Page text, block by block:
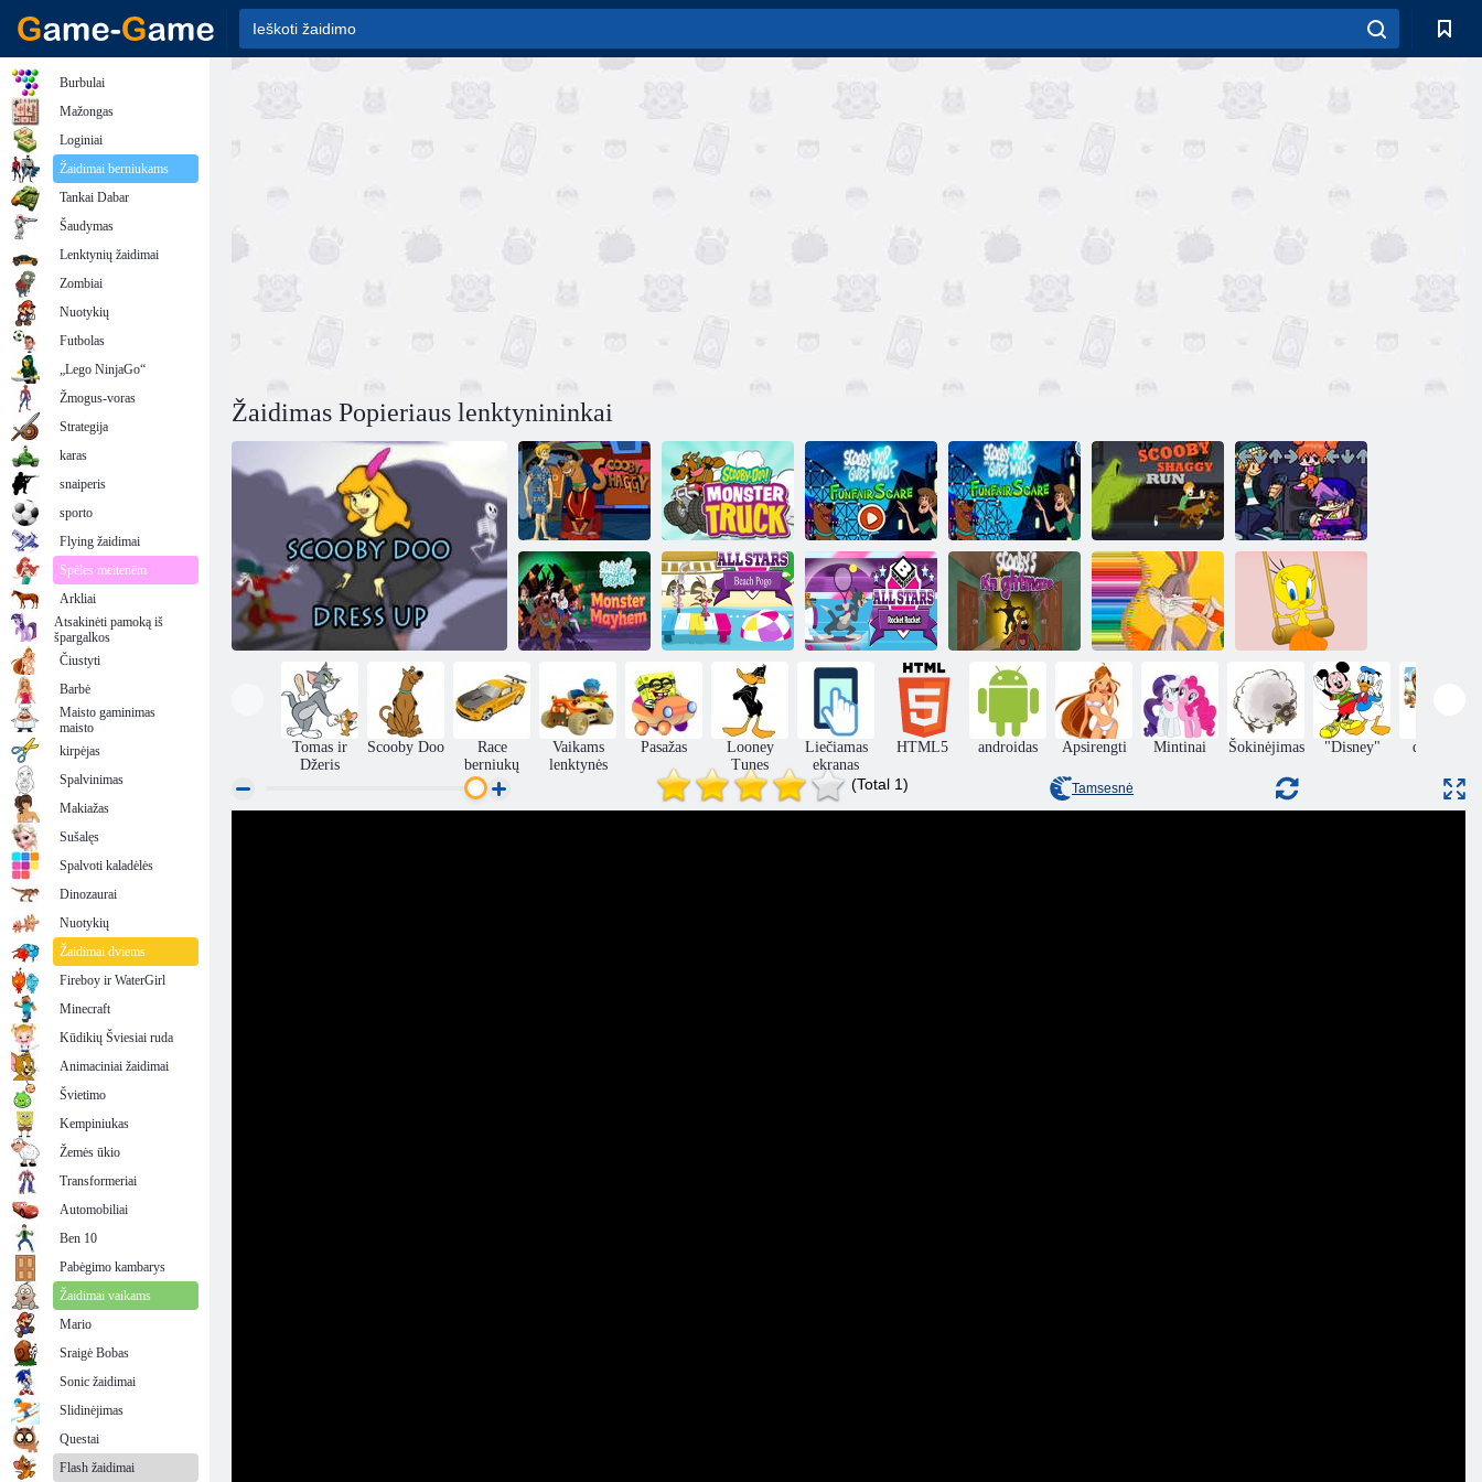
Žaidimas Popieriaus lenktynininkai
Scooby Shaggy
Sunkvežimis
Monster
Scooby-Doo
„Funfair“
gąsdinimas
Scooby-Doo ir
„Gess Who
Funfair Scare“.
„Scooby Shaggy
Run“
Penktadienio
vakaras Funkin
VS Shaggy D-
Sides
Scooby-Doo ir
atspėk kas?
Monster
Mayhem
„All Stars Beach
Pogo“
Visų žvaigždžių
raketų raketė
Scooby's
Knightmare
Bugs Bunny
spalvinimo
knyga
„Tweety's Pipe
Prank“.
Tomas ir
Džeris
Scooby Doo
Race
berniukų
Vaikams
lenktynės
Pasažas
Looney
Tunes
Liečiamas
ekranas
HTML5 androidas Apsirengti Mintinai Šokinėjimas "Disney" dėlionės
(Total 1) Tamsesnė
Burbulai
Mažongas
Loginiai
Žaidimai berniukams
Tankai Dabar
Šaudymas
Lenktynių žaidimai
Zombiai
Nuotykių
Futbolas
„Lego NinjaGo“
Žmogus-voras
Strategija
karas
snaiperis
sporto
Flying žaidimai
Spēles meitenēm
Arkliai
Atsakinėti pamoką iš
špargalkos
Čiustyti
Barbė
Maisto gaminimas
maisto
kirpėjas
Spalvinimas
Makiažas
Sušalęs
Spalvoti kaladėlės
Dinozaurai
Nuotykių
Žaidimai dviems
Fireboy ir WaterGirl
Minecraft
Kūdikių Šviesiai ruda
Animaciniai žaidimai
Švietimo
Kempiniukas
Žemės ūkio
Transformeriai
Automobiliai
Ben 10
Pabėgimo kambarys
Žaidimai vaikams
Mario
Sraigė Bobas
Sonic žaidimai
Slidinėjimas
Questai
Flash žaidimai